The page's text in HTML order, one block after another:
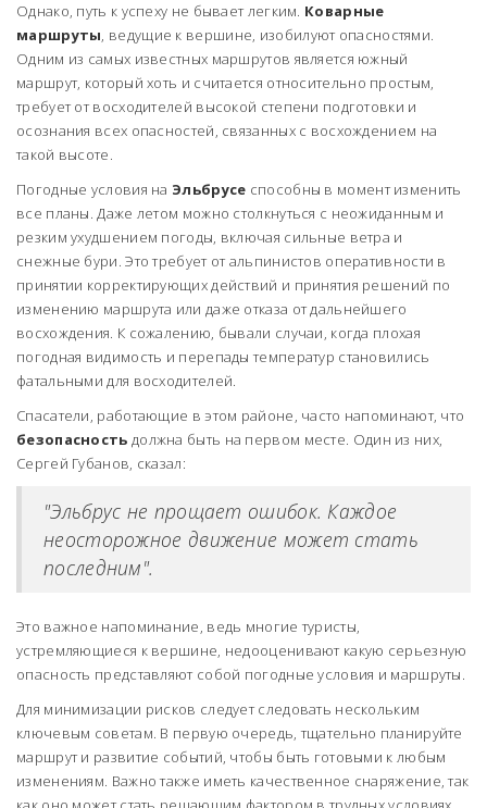
Однако, путь к успеху не бывает легким. Коварные
маршруты, ведущие к вершине, изобилуют опасностями.
Одним из самых известных маршрутов является южный
маршрут, который хоть и считается относительно простым,
требует от восходителей высокой степени подготовки и
осознания всех опасностей, связанных с восхождением на
такой высоте.
Погодные условия на Эльбрусе способны в момент изменить
все планы. Даже летом можно столкнуться с неожиданным и
резким ухудшением погоды, включая сильные ветра и
снежные бури. Это требует от альпинистов оперативности в
принятии корректирующих действий и принятия решений по
изменению маршрута или даже отказа от дальнейшего
восхождения. К сожалению, бывали случаи, когда плохая
погодная видимость и перепады температур становились
фатальными для восходителей.
Спасатели, работающие в этом районе, часто напоминают, что
безопасность должна быть на первом месте. Один из них,
Сергей Губанов, сказал:
"Эльбрус не прощает ошибок. Каждое
неосторожное движение может стать
последним".
Это важное напоминание, ведь многие туристы,
устремляющиеся к вершине, недооценивают какую серьезную
опасность представляют собой погодные условия и маршруты.
Для минимизации рисков следует следовать нескольким
ключевым советам. В первую очередь, тщательно планируйте
маршрут и развитие событий, чтобы быть готовыми к любым
изменениям. Важно также иметь качественное снаряжение, так